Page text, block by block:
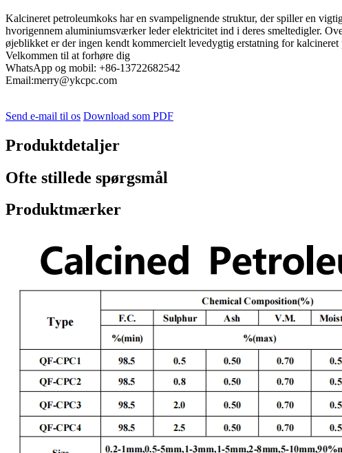
Kalcineret petroleumkoks har en svampelignende struktur, der spiller en
hvorigennem aluminiumsværker leder elektricitet ind i deres smeltedigler.
øjeblikket er der ingen kendt kommercielt levedygtig erstatning for
Velkommen til at forhøre dig
WhatsApp og mobil: +86-13722682542
Email:merry@ykcpc.com
Send e-mail til os Download som PDF
Produktdetaljer
Ofte stillede spørgsmål
Produktmærker